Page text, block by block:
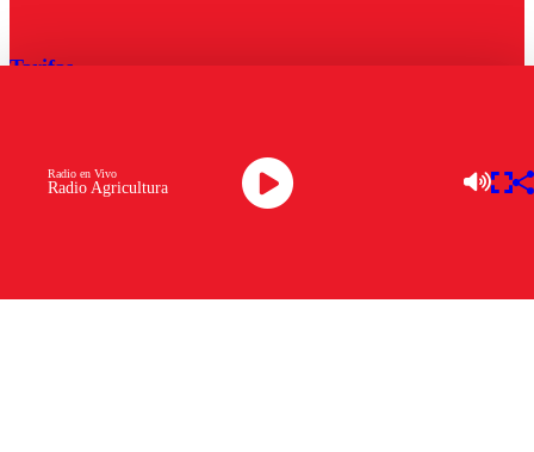
Radio Agricultura
Radio en Vivo
Tarifas
Descarga la APP